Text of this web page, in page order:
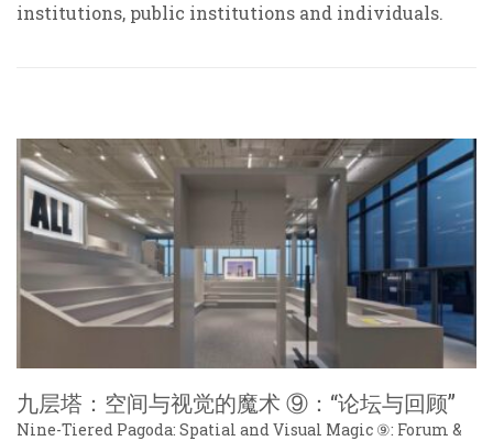
institutions, public institutions and individuals.
九层塔：空间与视觉的魔术 ⑨：“论坛与回顾”
Nine-Tiered Pagoda: Spatial and Visual Magic ⑨: Forum &